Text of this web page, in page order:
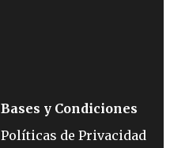
Bases y Condiciones
Políticas de Privacidad